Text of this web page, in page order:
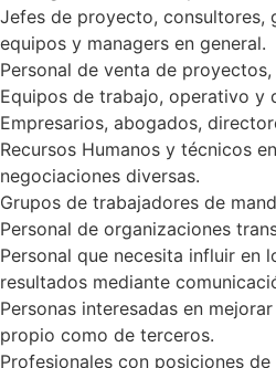
Jefes de proyecto, consultores,
equipos y managers en general.
Personal de venta de
Equipos de trabajo, operativo y
Empresarios, abogados,
Recursos Humanos y técnicos
negociaciones diversas.
Grupos de trabajadores de
Personal de organizaciones
Personal que necesita influir en
resultados mediante
Personas interesadas en
propio como de terceros.
Profesionales con posiciones